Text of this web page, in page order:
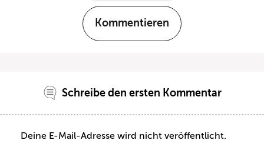
Kommentieren
Schreibe den ersten Kommentar
Deine E-Mail-Adresse wird nicht veröffentlicht.